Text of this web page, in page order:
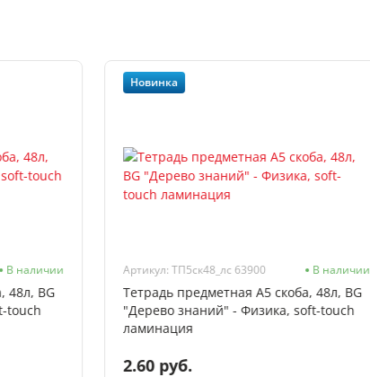
В наличии
48л, BG
touch
Новинка
Артикул: ТП5ск48_лс 63900 В наличии
Тетрадь предметная А5 скоба, 48л, BG
"Дерево знаний" - Физика, soft-touch
ламинация
2.60 руб.